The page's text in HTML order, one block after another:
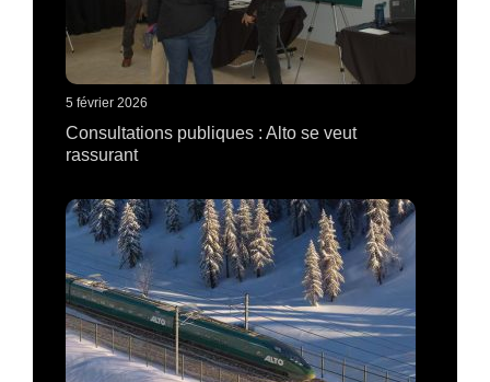
5 février 2026
Consultations publiques : Alto se veut
rassurant